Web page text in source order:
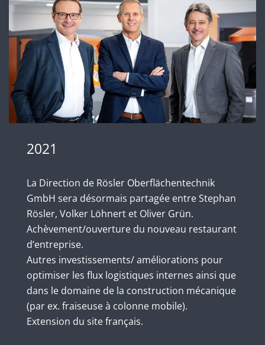
2021
La Direction de Rösler Oberflächentechnik
GmbH sera désormais partagée entre Stephan
Rösler, Volker Löhnert et Oliver Grün.
Achèvement/ouverture du nouveau restaurant
d’entreprise.
Autres investissements/ améliorations pour
optimiser les flux logistiques internes ainsi que
dans le domaine de la construction mécanique
(par ex. fraiseuse à colonne mobile).
Extension du site français.